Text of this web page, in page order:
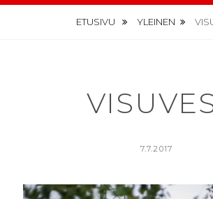
ETUSIVU YLEINEN
POSTED
7.7.2017
I